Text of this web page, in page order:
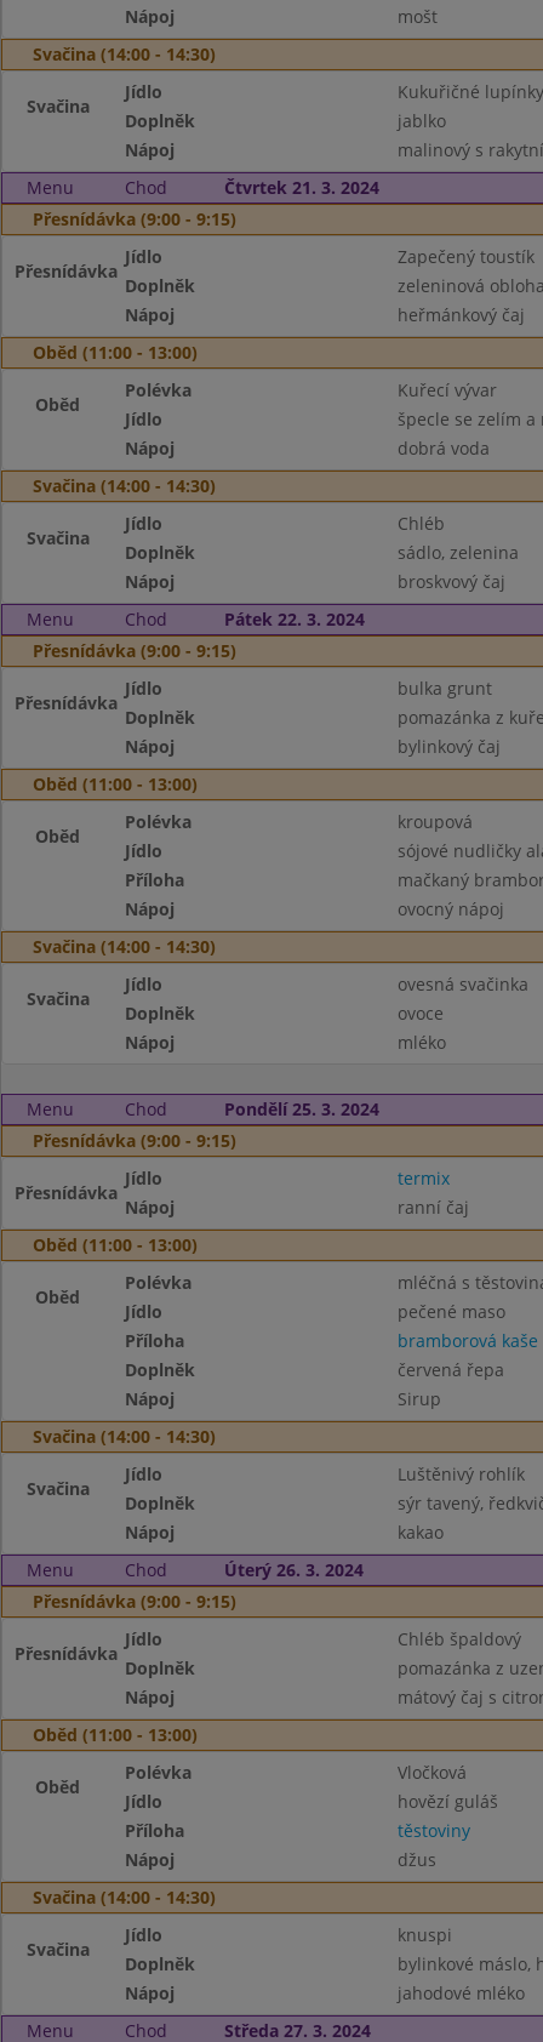
Nápoj
mošt
Svačina (14:00 - 14:30)
Svačina
Jídlo
Kukuřičné
Doplněk
jablko
Nápoj
malinový s
Menu
Chod
Čtvrtek 21. 3. 2024
Přesnídávka (9:00 - 9:15)
Přesnídávka
Jídlo
Zapečený toustík
Doplněk
zeleninová
Nápoj
heřmánkový čaj
Oběd (11:00 - 13:00)
Oběd
Polévka
Kuřecí vývar
Jídlo
špecle se zelím a
Nápoj
dobrá voda
Svačina (14:00 - 14:30)
Svačina
Jídlo
Chléb
Doplněk
sádlo, zelenina
Nápoj
broskvový čaj
Menu
Chod
Pátek 22. 3. 2024
Přesnídávka (9:00 - 9:15)
Přesnídávka
Jídlo
bulka grunt
Doplněk
pomazánka z
Nápoj
bylinkový čaj
Oběd (11:00 - 13:00)
Oběd
Polévka
kroupová
Jídlo
sójové nudličky
Příloha
mačkaný
Nápoj
ovocný nápoj
Svačina (14:00 - 14:30)
Svačina
Jídlo
ovesná svačinka
Doplněk
ovoce
Nápoj
mléko
Menu Chod
Pondělí 25. 3. 2024
Přesnídávka (9:00 - 9:15)
Přesnídávka
Jídlo
termix
Nápoj
ranní čaj
Oběd (11:00 - 13:00)
Oběd
Polévka
mléčná s
Jídlo
pečené maso
Příloha
bramborová kaše
Doplněk
červená řepa
Nápoj
Sirup
Svačina (14:00 - 14:30)
Svačina
Jídlo
Luštěnivý rohlík
Doplněk
sýr tavený,
Nápoj
kakao
Menu
Chod
Úterý 26. 3. 2024
Přesnídávka (9:00 - 9:15)
Přesnídávka
Jídlo
Chléb špaldový
Doplněk
pomazánka z
Nápoj
mátový čaj s
Oběd (11:00 - 13:00)
Oběd
Polévka
Vločková
Jídlo
hovězí guláš
Příloha
těstoviny
Nápoj
džus
Svačina (14:00 - 14:30)
Svačina
Jídlo
knuspi
Doplněk
bylinkové máslo,
Nápoj
jahodové mléko
Menu
Chod Středa 27. 3. 2024